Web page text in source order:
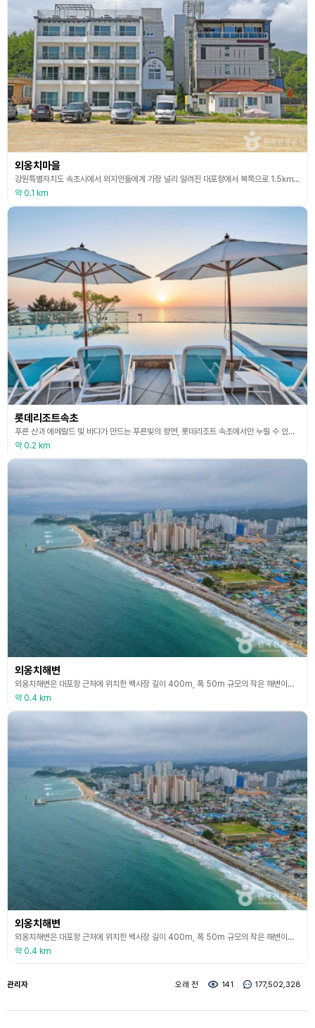
외옹치마을
강원특별자치도 속초시에서 외지인들에게 가장 널리 알려진 대포항에서 북쪽으로 1.5㎞ 떨어진 곳에 외옹치 마을이 있다. 설악산에서 동쪽으로 달마봉, 주봉산, 청대산을 거쳐 온 봉우리가 포구를 오붓이 감싸고 있는 외옹치 마을은 1980년대부터 관광지로 개발되기 시작하였으나 아직은 사람의 손길을 타지 않은 호젓하고 아늑한 바닷가 마을이다.
약 0.1 km
롯데리조트속초
푸른 산과 에메랄드 빛 바다가 만드는 푸른빛의 향연, 롯데리조트 속초에서만 누릴 수 있는 자연의 특권이다. 롯데리조트 속초는 여행과 휴식을 꿈꾸는 누구에게나 특별한 경험을 선사하는 리조트로 3면이 바다로 둘러싸인 천혜의 위치해 모든 객실에서 푸른 바다를 볼 수 있다. 끝없이 펼쳐진 동해가 보이는 최고급 시설의 워터파크는 바다 저편으로 헤엄쳐가는 듯한 특별한 경험을 선사한다. 스파와 레저를 즐기며 아름다운 순간을 만끽하기 바란다.
약 0.2 km
외옹치해변
외옹치해변은 대포항 근처에 위치한 백사장 길이 400m, 폭 50m 규모의 작은 해변이다. 속초해변의 연장선상에 있으며, 속초해변에서 차로 5분 거리이다. 관광객으로 북적이는 대포항과 속초해수욕장 사이에 위치한 외옹치해변은 조금 더 한적한 속초 바다를 즐기고 싶을 때 찾으면 좋은 곳이다. 아담한 규모의 백사장과 관광객들이 비교적 적어 여름에 바다에서 물놀이를 즐기기에도 좋다. 여름에는 화장실, 급수대, 샤워장, 탈의실, 망루대와 안전요원, 안내요원 등을
약 0.4 km
외옹치해변
외옹치해변은 대포항 근처에 위치한 백사장 길이 400m, 폭 50m 규모의 작은 해변이다. 속초해변의 연장선상에 있으며, 속초해변에서 차로 5분 거리이다. 관광객으로 북적이는 대포항과 속초해수욕장 사이에 위치한 외옹치해변은 조금 더 한적한 속초 바다를 즐기고 싶을 때 찾으면 좋은 곳이다. 아담한 규모의 백사장과 관광객들이 비교적 적어 여름에 바다에서 물놀이를 즐기기에도 좋다. 여름에는 화장실, 급수대, 샤워장, 탈의실, 망루대와 안전요원, 안내요원 등을
약 0.4 km
관리자 오래 전 141 177,502,328